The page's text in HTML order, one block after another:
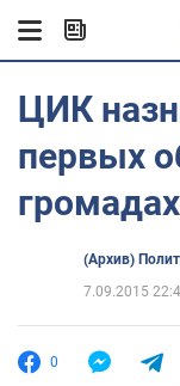
ЦИК
первых
громадах
(Архив)
7.09.2015
0